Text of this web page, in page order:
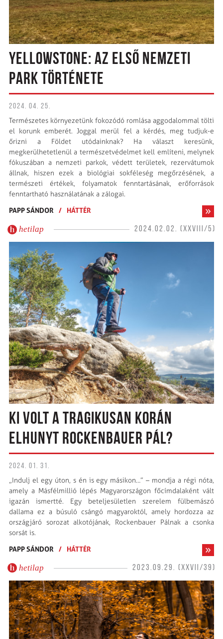
YELLOWSTONE: AZ ELSŐ NEMZETI
PARK TÖRTÉNETE
2024. 04. 25.
Természetes környezetünk fokozódó romlása aggodalommal tölti
el korunk emberét. Joggal merül fel a kérdés, meg tudjuk-e
őrizni a Földet utódainknak? Ha választ keresünk,
megkerülhetetlenül a természetvédelmet kell említeni, melynek
fókuszában a nemzeti parkok, védett területek, rezervátumok
állnak, hiszen ezek a biológiai sokféleség megőrzésének, a
természeti értékek, folyamatok fenntartásának, erőforrások
fenntartható használatának a zálogai.
PAPP SÁNDOR
/ HÁTTÉR
hetilap 2024.02.02. (XXVIII/5)
KI VOLT A TRAGIKUSAN KORÁN
ELHUNYT ROCKENBAUER PÁL?
2024. 01. 31.
„Indulj el egy úton, s én is egy másikon…” – mondja a régi nóta,
amely a Másfélmillió lépés Magyarországon főcímdalaként vált
igazán ismertté. Egy beteljesületlen szerelem fülbemászó
dallama ez a búsuló csángó magyaroktól, amely hordozza az
országjáró sorozat alkotójának, Rockenbauer Pálnak a csonka
sorsát is.
PAPP SÁNDOR
/ HÁTTÉR
hetilap 2023.09.29. (XXVII/39)